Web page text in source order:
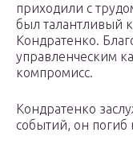
приходили с
был талантливый
Кондратенко.
управленческим
компромисс.
Кондратенко
событий, он погиб